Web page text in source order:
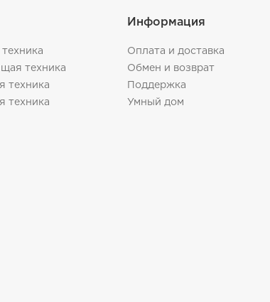
техника
техника
техника
Информация
Оплата и доставка
Обмен и возврат
Поддержка
Умный дом